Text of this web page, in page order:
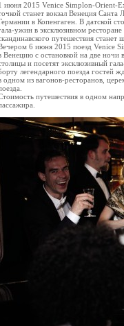
июня 2015 Venice Simplon-Orient-
станет вокзал Венеция
в Копенгаген. В датской
ужин в эксклюзивном
путешествия станет
6 июня 2015 поезд Venice
Венецию с остановкой на две ночи
и посетят эксклюзивный
легендарного поезда гостей
одном из вагонов-ресторанов,
путешествия в одном